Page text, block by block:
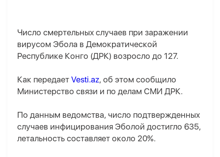
Число смертельных случаев при заражении
вирусом Эбола в Демократической
Республике Конго (ДРК) возросло до 127.
Как передает Vesti.az, об этом сообщило
Министерство связи и по делам СМИ ДРК.
По данным ведомства, число подтвержденных
случаев инфицирования Эболой достигло 635,
летальность составляет около 20%.